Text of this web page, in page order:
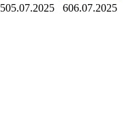
505.07.2025 606.07.2025